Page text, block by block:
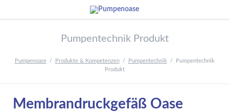
Pumpentechnik Produkt
Pumpenoase Produkte & Kompetenzen Pumpentechnik
Pumpentechnik
Produkt
Membrandruckgefäß Oase